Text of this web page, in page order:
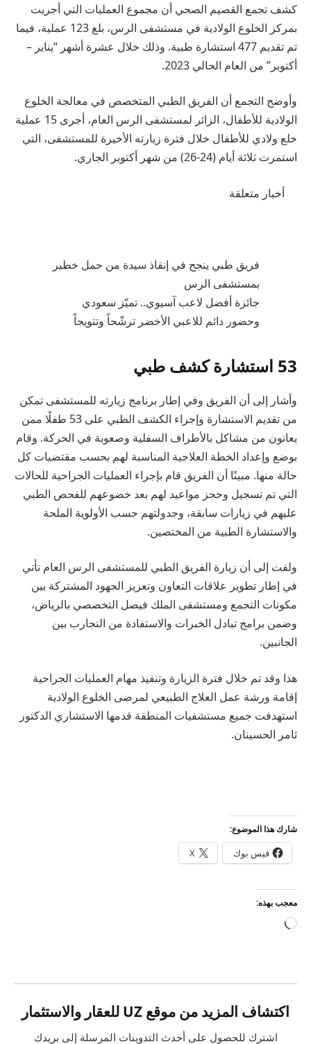
كشف تجمع القصيم الصحي أن مجموع العمليات التي أجريت
بمركز الخلوع الولادية في مستشفى الرس، بلغ 123 عملية، فيما
تم تقديم 477 استشارة طبية. وذلك خلال عشرة أشهر “يناير –
أكتوبر” من العام الحالي 2023.
وأوضح التجمع أن الفريق الطبي المتخصص في معالجة الخلوع
الولادية للأطفال، الزائر لمستشفى الرس العام، أجرى 15 عملية
خلع ولادي للأطفال خلال فترة زيارته الأخيرة للمستشفى، التي
استمرت ثلاثة أيام (24-26) من شهر أكتوبر الجاري.
أخبار متعلقة
فريق طبي ينجح في إنقاذ سيدة من حمل خطير
بمستشفى الرس
جائزة أفضل لاعب آسيوي.. تميّز سعودي
وحضور دائم للاعبي الأخضر ترشّحاً وتتويجاً
53 استشارة كشف طبي
وأشار إلى أن الفريق وفي إطار برنامج زيارته للمستشفى تمكن
من تقديم الاستشارة وإجراء الكشف الطبي على 53 طفلًا ممن
يعانون من مشاكل بالأطراف السفلية وصعوبة في الحركة. وقام
بوضع وإعداد الخطة العلاجية المناسبة لهم بحسب مقتضيات كل
حالة منها. مبينًا أن الفريق قام بإجراء العمليات الجراحية للحالات
التي تم تسجيل وحجز مواعيد لهم بعد خضوعهم للفحص الطبي
عليهم في زيارات سابقة، وجدولتهم حسب الأولوية الملحة
والاستشارة الطبية من المختصين.
ولفت إلى أن زيارة الفريق الطبي للمستشفى الرس العام تأتي
في إطار تطوير علاقات التعاون وتعزيز الجهود المشتركة بين
مكونات التجمع ومستشفى الملك فيصل التخصصي بالرياض،
وضمن برامج تبادل الخبرات والاستفادة من التجارب بين
الجانبين.
هذا وقد تم خلال فترة الزيارة وتنفيذ مهام العمليات الجراحية
إقامة ورشة عمل العلاج الطبيعي لمرضى الخلوع الولادية
استهدفت جميع مستشفيات المنطقة قدمها الاستشاري الدكتور
ثامر الحسينان.
شارك هذا الموضوع:
فيس بوك X
معجب بهذه:
جاري
اكتشاف المزيد من موقع UZ للعقار والاستثمار
اشترك للحصول على أحدث التدوينات المرسلة إلى بريدك